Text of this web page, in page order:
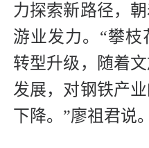
力探索新路径，
游业发力。“攀
转型升级，随着
发展，对钢铁产
下降。”廖祖君说。